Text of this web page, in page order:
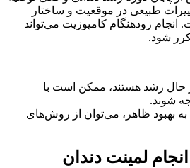
طبیعی در موقعیت و ساختار
زودهنگام کامپوزیت می‌تواند
شود.
حال رشد هستند، ممکن است با
شوند.
بهبود ظاهر، می‌توان از روش‌های
لمینت دندان